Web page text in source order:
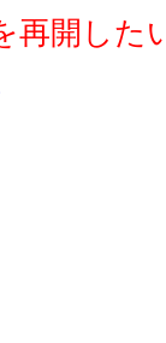
再開した